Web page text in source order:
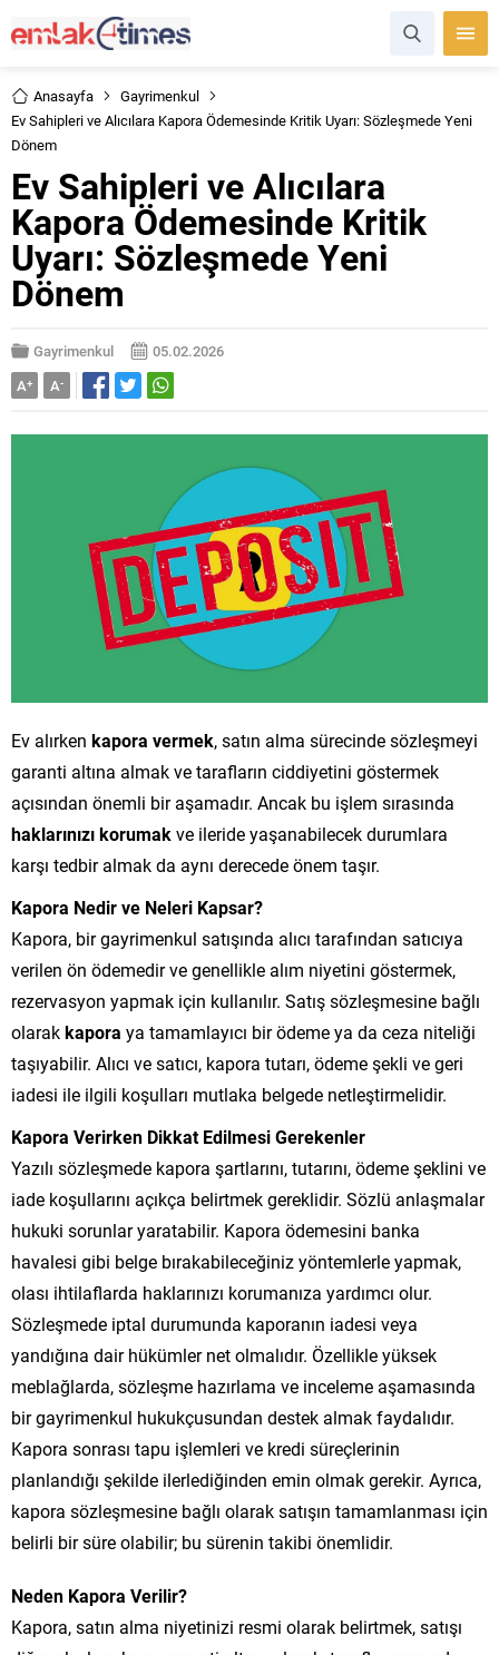
Anasayfa
Gayrimenkul
Ev Sahipleri ve Alıcılara Kapora Ödemesinde Kritik Uyarı: Sözleşmede Yeni
Dönem
Ev Sahipleri ve Alıcılara
Kapora Ödemesinde Kritik
Uyarı: Sözleşmede Yeni
Dönem
Gayrimenkul
05.02.2026
A+ A-
Ev alırken kapora vermek, satın alma sürecinde sözleşmeyi
garanti altına almak ve tarafların ciddiyetini göstermek
açısından önemli bir aşamadır. Ancak bu işlem sırasında
haklarınızı korumakve ileride yaşanabilecek durumlara
karşı tedbir almak da aynı derecede önem taşır.
Kapora Nedir ve Neleri Kapsar?
Kapora, bir gayrimenkul satışında alıcı tarafından satıcıya
verilen ön ödemedir ve genellikle alım niyetini göstermek,
rezervasyon yapmak için kullanılır. Satış sözleşmesine bağlı
olarakkapora ya tamamlayıcı bir ödeme ya da ceza niteliği
taşıyabilir. Alıcı ve satıcı, kapora tutarı, ödeme şekli ve geri
iadesi ile ilgili koşulları mutlaka belgede netleştirmelidir.
Kapora Verirken Dikkat Edilmesi Gerekenler
Yazılı sözleşmede kapora şartlarını, tutarını, ödeme şeklini ve
iade koşullarını açıkça belirtmek gereklidir. Sözlü anlaşmalar
hukuki sorunlar yaratabilir. Kapora ödemesini banka
havalesi gibi belge bırakabileceğiniz yöntemlerle yapmak,
olası ihtilaflarda haklarınızı korumanıza yardımcı olur.
Sözleşmede iptal durumunda kaporanın iadesi veya
yandığına dair hükümler net olmalıdır. Özellikle yüksek
meblağlarda, sözleşme hazırlama ve inceleme aşamasında
bir gayrimenkul hukukçusundan destek almak faydalıdır.
Kapora sonrası tapu işlemleri ve kredi süreçlerinin
planlandığı şekilde ilerlediğinden emin olmak gerekir. Ayrıca,
kapora sözleşmesine bağlı olarak satışın tamamlanması için
belirli bir süre olabilir; bu sürenin takibi önemlidir.
Neden Kapora Verilir?
Kapora, satın alma niyetinizi resmi olarak belirtmek, satışı